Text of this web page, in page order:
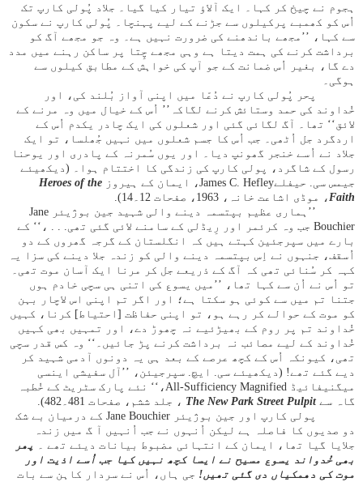
ہجوم نے چیخ کر کہا۔ ایک آلاؤ تیار کیا گیا۔ جلاد پُولی کارپ تک
اُس کو کھمبے پرکیلوں سے جڑنے کے لیے پہنچا۔ پُولی کارپ نے سکون
سے کہا، ’’مجھے باندھنے کی ضرورت نہیں ہے۔ وہ جو مجھے آگ کو
برداشت کرنے کی ہمت دیتا ہے وہی مجھے چِتا پر ساکن رہنے میں مدد
دے گا، بغیر اُس ضمانت کے جو آپ کی خواہش کے مطابق کیلوں سے
ہوگی۔
پحر پُولی کارپ نے دُعّا میں اپنی آواز بُلند کی، اور
خُداوند کی حمد وستائش کرنے لگاکہ’’ اُس کے خیال میں وہ مرنے کے
لائق‘‘ تھا۔ آگ لگائی گئی اور شعلوں کی ایک چادر یکدم اُس کے
اردگرد جل اُٹھی۔ جب اُس کا جسم شعلوں میں نہیں جُھلسا، تو ایک
جلاد نے اُسے خنجر گھونپ دیا۔ اور یوں سُمرنہ کے پادری اور یوحنا
رسول کے شاگرد، پولی کارپ کی زندگی کا اختتام ہوا۔ (دیکھیئے
جیمس سی. حیفلےJames C. Hefley، ایمان کے ہیروز
Heroes of the
Faith، موڈی اشاعت خانہ، 1963، صفحات 12۔14).
’’ہماری عظیم بپتسمہ دینے والی شہید جین بوژیئر Jane
Bouchier جب وہ کرئمر اور رِیڈلی کے سامنے لائی گئی تھی. . . ،‘‘ کے
بارے میں سپرجئین کہتے ہیں کہ انگلستان کے گرجہ گھروں کے دو
اُسقف، جنہوں نے اِس بپتسمہ دینے والی کو زندہ جلا دینے کی سزا یہ
کہہ کر سُنائی تھی کہ آگ کے ذریعے جل کر مرنا ایک آسان موت تھی۔
تو اُس نے اُن سے کہا تھا، ’’میں یسوع کی اتنی ہی سچی خادم ہوں
جتنا تم میں سے کوئی ہو سکتا ہے؛ اور اگر تم اپنی اس لاچار بہن
کو موت کے حوالے کر رہے ہو، تو اپنی حفاظت [احتیاط] کرنا، کہیں
خُداوند تم پر روم کے بھیڑئیے نہ چھوڑ دے، اور تمہیں بھی کہیں
خُداوند کے لیے مصائب نہ برداشت کرنے پڑ جائیں۔‘‘ وہ کس قدر سچی
تھی، کیونکہ اُس کے کچھ عرصے کے بعد ہی یہ دونوں آدمی شہید کر
دیے گئے تھے! (دیکھیئے سی. ایچ. سپرجیئن، ’’آل سفیشی اینسی
میگنیفائیڈ All-Sufficiency Magnified،‘‘ نئے پارک سٹریٹ کے خُطبہ
گاہ سےThe New Park Street Pulpit ، جلد ششم، صفحات 481۔482).
پولی کارپ اور جین بوژیئر Jane Bouchier کے درمیان بے شک
دو صدیوں کا فاصلہ ہے لیکن اُنہوں نے جب اُنہیں آ گ میں زندہ
جلایا گیا تھا، ایمان کے انتہائی مضبوط بیانات دیئے تھے ۔ پھر
بھی خُدواند یسوع مسیح نے ایسا کچھ نہیں کیا جب اُسے اذیت اور
موت کی دھمکیاں دی گئی تھیں! جی ہاں، اُس نے سردار کاہن سے بات